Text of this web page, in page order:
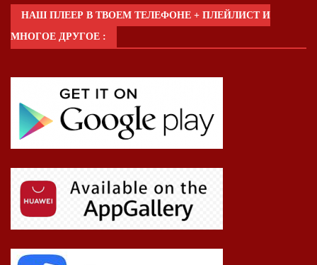
НАШ ПЛЕЕР В ТВОЕМ ТЕЛЕФОНЕ + ПЛЕЙЛИСТ И
МНОГОЕ ДРУГОЕ :